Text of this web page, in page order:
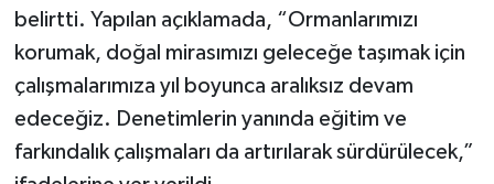
belirtti. Yapılan açıklamada, “Ormanlarımızı
korumak, doğal mirasımızı geleceğe taşımak için
çalışmalarımıza yıl boyunca aralıksız devam
edeceğiz. Denetimlerin yanında eğitim ve
farkındalık çalışmaları da artırılarak sürdürülecek,”